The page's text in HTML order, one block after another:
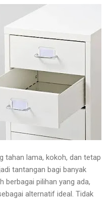
tahan lama, kokoh, dan tetap
tantangan bagi banyak
berbagai pilihan yang ada,
alternatif ideal. Tidak